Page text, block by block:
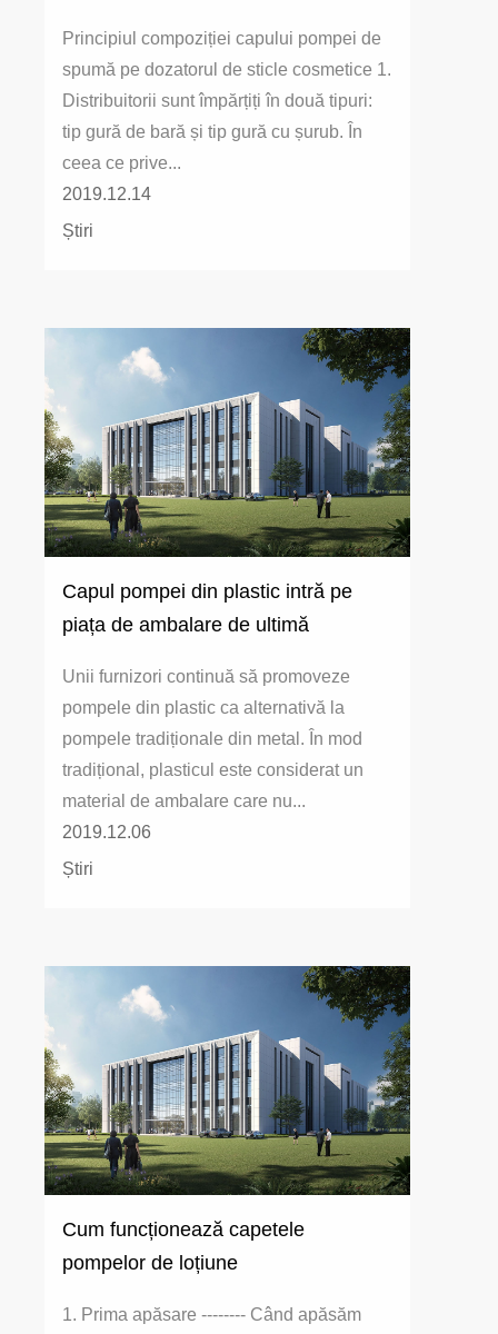
Principiul compoziției capului pompei de
spumă pe dozatorul de sticle cosmetice 1.
Distribuitorii sunt împărțiți în două tipuri:
tip gură de bară și tip gură cu șurub. În
ceea ce prive...
2019.12.14
Știri
Capul pompei din plastic intră pe
piața de ambalare de ultimă
Unii furnizori continuă să promoveze
pompele din plastic ca alternativă la
pompele tradiționale din metal. În mod
tradițional, plasticul este considerat un
material de ambalare care nu...
2019.12.06
Știri
Cum funcționează capetele
pompelor de loțiune
1. Prima apăsare -------- Când apăsăm